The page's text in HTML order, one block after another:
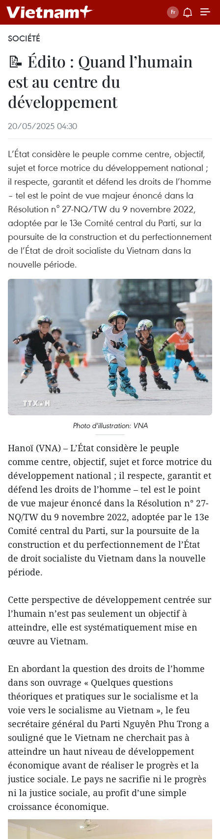
SOCIÉTÉ
📝 Édito : Quand l’humain
est au centre du
développement
20/05/2025 04:30
L’État considère le peuple comme centre, objectif,
sujet et force motrice du développement national ;
il respecte, garantit et défend les droits de l’homme
– tel est le point de vue majeur énoncé dans la
Résolution n° 27-NQ/TW du 9 novembre 2022,
adoptée par le 13e Comité central du Parti, sur la
poursuite de la construction et du perfectionnement
de l’État de droit socialiste du Vietnam dans la
nouvelle période.
Photo d'illustration: VNA
Hanoï (VNA) – L’État considère le peuple
comme centre, objectif, sujet et force motrice du
développement national ; il respecte, garantit et
défend les droits de l’homme – tel est le point
de vue majeur énoncé dans la Résolution n° 27-
NQ/TW du 9 novembre 2022, adoptée par le 13e
Comité central du Parti, sur la poursuite de la
construction et du perfectionnement de l’État
de droit socialiste du Vietnam dans la nouvelle
période.
Cette perspective de développement centrée sur
l’humain n’est pas seulement un objectif à
atteindre, elle est systématiquement mise en
œuvre au Vietnam.
En abordant la question des droits de l’homme
dans son ouvrage « Quelques questions
théoriques et pratiques sur le socialisme et la
voie vers le socialisme au Vietnam », le feu
secrétaire général du Parti Nguyên Phu Trong a
souligné que le Vietnam ne cherchait pas à
atteindre un haut niveau de développement
économique avant de réaliser le progrès et la
justice sociale. Le pays ne sacrifie ni le progrès
ni la justice sociale, au profit d’une simple
croissance économique.